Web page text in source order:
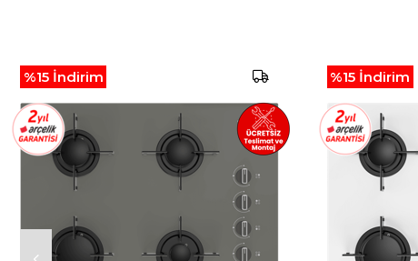
%15 İndirim %15 İndirim